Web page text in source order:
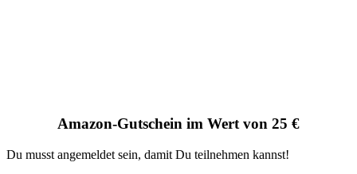
Amazon-Gutschein im Wert von 25 €
Du musst angemeldet sein, damit Du teilnehmen kannst!